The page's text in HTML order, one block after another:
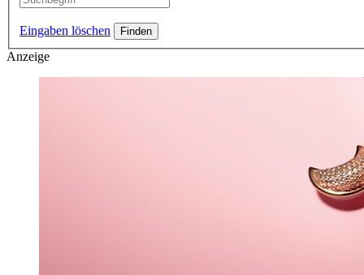
Eingaben löschen
Anzeige